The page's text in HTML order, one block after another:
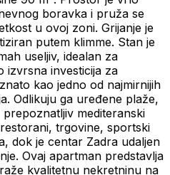
boravka i pruža se
u ovoj zoni. Grijanje je
putem klimme. Stan je
useljiv, idealan za
izvrsna investicija za
kao jedno od najmirnijih
Odlikuju ga uređene plaže,
mediteranski
trgovine, sportski
dok je centar Zadra udaljen
Ovaj apartman predstavlja
kvalitetnu nekretninu na